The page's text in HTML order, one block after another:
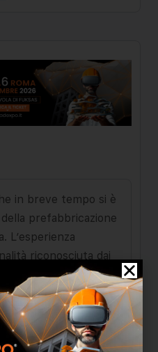
in breve tempo si è
prefabbricazione
L’esperienza
riconosciuta dai
obiettivi in
del mercato, l'hanno
livelli qualitativi
un aspetto
che pensa al futuro